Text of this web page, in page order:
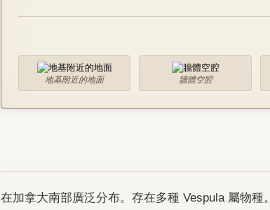
地基附近的地面 牆體空腔
在加拿大南部廣泛分布。存在多種 Vespula 屬物種。